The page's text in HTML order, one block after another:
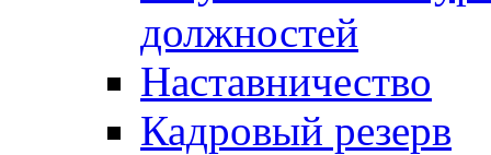
должностей
Наставничество
Кадровый резерв